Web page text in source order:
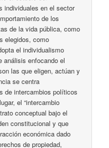
individuales en el sector
de los
de la vida pública, como
elegidos, como
el individualismo
análisis enfocando el
las que eligen, actúan y
se centra
de intercambios políticos
el “intercambio
conceptual bajo el
constitucional y que
económica dado
de propiedad,